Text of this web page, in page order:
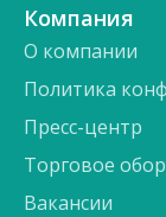
Компания
О компании
Политика
Пресс-центр
Торговое
Вакансии